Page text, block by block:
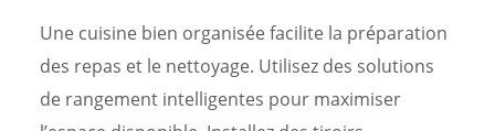
Une cuisine bien organisée facilite la préparation
des repas et le nettoyage. Utilisez des solutions
de rangement intelligentes pour maximiser